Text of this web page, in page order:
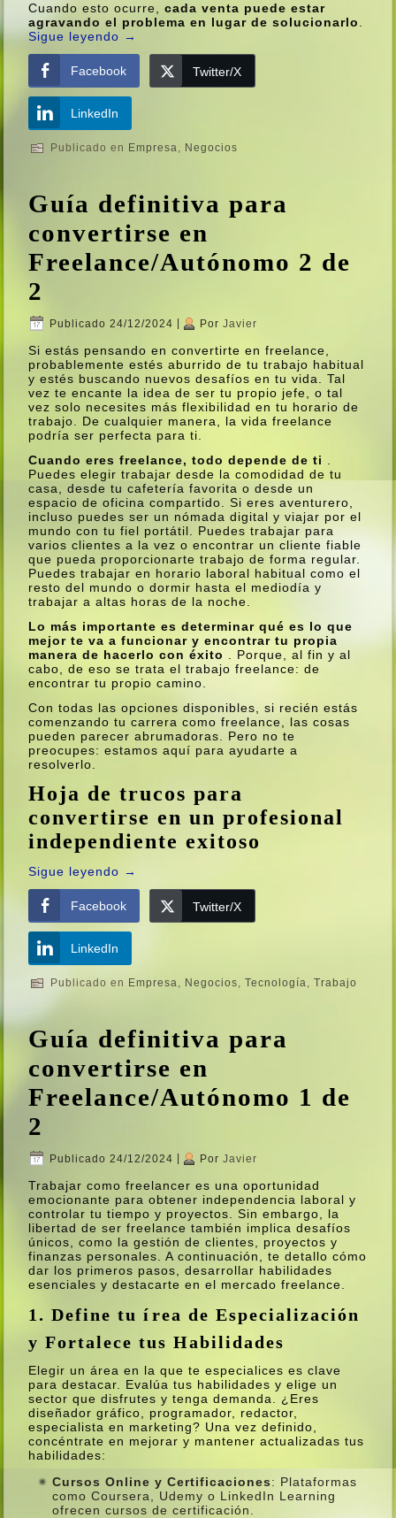
Cuando esto ocurre,cada venta puede estar
agravando el problema en lugar de solucionarlo.
Sigue leyendo →
Facebook Twitter/X
LinkedIn
Publicado en Empresa Negocios
Guí­a definitiva para
convertirse en
Freelance/Autónomo 2 de
2
Publicado 24/12/2024 Por Javier
Si estás pensando en convertirte en freelance,
probablemente estés aburrido de tu trabajo habitual
y estés buscando nuevos desafí­os en tu vida. Tal
vez te encante la idea de ser tu propio jefe, o tal
vez solo necesites más flexibilidad en tu horario de
trabajo. De cualquier manera, la vida freelance
podrí­a ser perfecta para ti.
Cuando eres freelance, todo depende de ti .
Puedes elegir trabajar desde la comodidad de tu
casa, desde tu cafeterí­a favorita o desde un
espacio de oficina compartido. Si eres aventurero,
incluso puedes ser un nómada digital y viajar por el
mundo con tu fiel portátil. Puedes trabajar para
varios clientes a la vez o encontrar un cliente fiable
que pueda proporcionarte trabajo de forma regular.
Puedes trabajar en horario laboral habitual como el
resto del mundo o dormir hasta el mediodí­a y
trabajar a altas horas de la noche.
Lo más importante es determinar qué es lo que
mejor te va a funcionar y encontrar tu propia
manera de hacerlo con éxito . Porque, al fin y al
cabo, de eso se trata el trabajo freelance: de
encontrar tu propio camino.
Con todas las opciones disponibles, si recién estás
comenzando tu carrera como freelance, las cosas
pueden parecer abrumadoras. Pero no te
preocupes: estamos aquí­ para ayudarte a
resolverlo.
Hoja de trucos para
convertirse en un profesional
independiente exitoso
Sigue leyendo →
Facebook Twitter/X
LinkedIn
Publicado en Empresa Negocios ,Tecnologí­a ,Trabajo
Guí­a definitiva para
convertirse en
Freelance/Autónomo 1 de
2
Publicado 24/12/2024 Por Javier
Trabajar como freelancer es una oportunidad
emocionante para obtener independencia laboral y
controlar tu tiempo y proyectos. Sin embargo, la
libertad de ser freelance también implica desafí­os
únicos, como la gestión de clientes, proyectos y
finanzas personales. A continuación, te detallo cómo
dar los primeros pasos, desarrollar habilidades
esenciales y destacarte en el mercado freelance.
1. Define tu írea de Especialización
y Fortalece tus Habilidades
Elegir un área en la que te especialices es clave
para destacar. Evalúa tus habilidades y elige un
sector que disfrutes y tenga demanda. ¿Eres
diseñador gráfico, programador, redactor,
especialista en marketing? Una vez definido,
concéntrate en mejorar y mantener actualizadas tus
habilidades:
Cursos Online y Certificaciones: Plataformas
como Coursera, Udemy o LinkedIn Learning
ofrecen cursos de certificación.